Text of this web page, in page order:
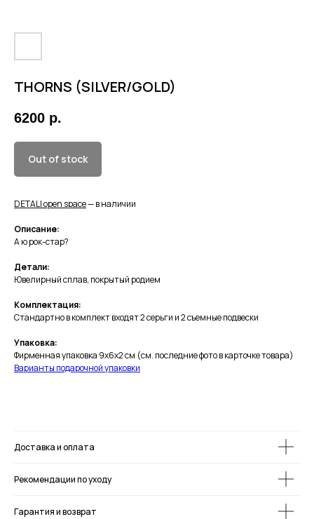
THORNS (SILVER/GOLD)
6200 р.
Out of stock
DETALI open space— в наличии
Описание:
А ю рок-стар?
Детали:
Ювелирный сплав, покрытый родием
Комплектация:
Стандартно в комплект входят 2 серьги и 2 съемные подвески
Упаковка:
Фирменная упаковка 9х6х2 см (см. последние фото в карточке товара)
Варианты подарочной упаковки
Доставка и оплата
Рекомендации по уходу
Гарантия и возврат